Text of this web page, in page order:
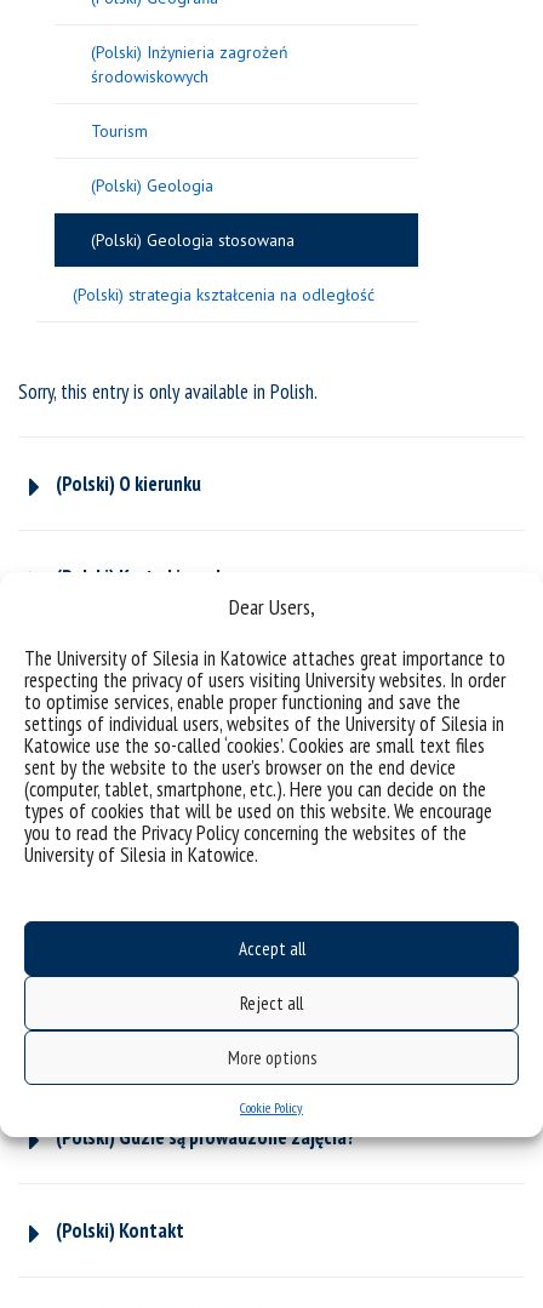
Dear Users,
The University of Silesia in Katowice attaches great importance to
respecting the privacy of users visiting University websites. In order
to optimise services, enable proper functioning and save the
settings of individual users, websites of the University of Silesia in
Katowice use the so-called ‘cookies’. Cookies are small text files
sent by the website to the user’s browser on the end device
(computer, tablet, smartphone, etc.). Here you can decide on the
types of cookies that will be used on this website. We encourage
you to read the Privacy Policy concerning the websites of the
University of Silesia in Katowice.
Accept all
Reject all
More options
Cookie Policy
Sorry, this entry is only available in Polish.
(Polski) O kierunku
(Polski) Karta kierunku
(Polski) Kryteria kwalifikacji
(Polski) Opłaty za studia
(Polski) Specjalności
(Polski) Praktyki zagraniczne
(Polski) Gdzie są prowadzone zajęcia?
(Polski) Kontakt
(Polski) Inżynieria zagrożeń
środowiskowych
Tourism
(Polski) Geologia
(Polski) Geologia stosowana
(Polski) strategia kształcenia na odległość